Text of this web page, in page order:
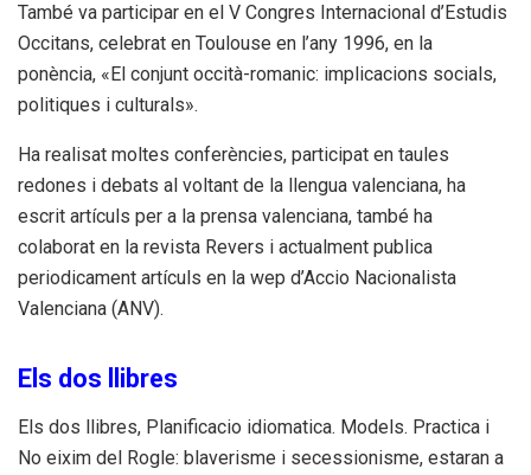
També va participar en el V Congres Internacional d’Estudis
Occitans, celebrat en Toulouse en l’any 1996, en la
ponència, «El conjunt occità-romanic: implicacions socials,
politiques i culturals».
Ha realisat moltes conferències, participat en taules
redones i debats al voltant de la llengua valenciana, ha
escrit artículs per a la prensa valenciana, també ha
colaborat en la revista Revers i actualment publica
periodicament artículs en la wep d’Accio Nacionalista
Valenciana (ANV).
Els dos llibres
Els dos llibres, Planificacio idiomatica. Models. Practica i
No eixim del Rogle: blaverisme i secessionisme, estaran a